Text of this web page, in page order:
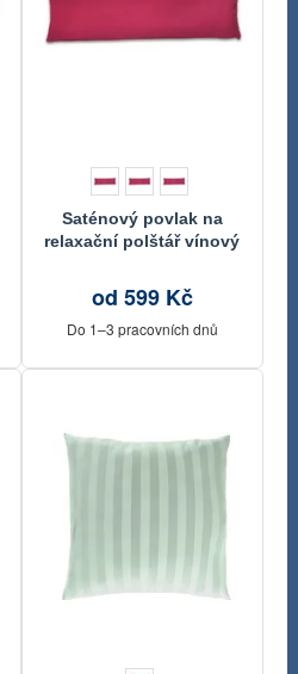
Saténový povlak na
relaxační polštář vínový
od 599 Kč
Do 1–3 pracovních dnů